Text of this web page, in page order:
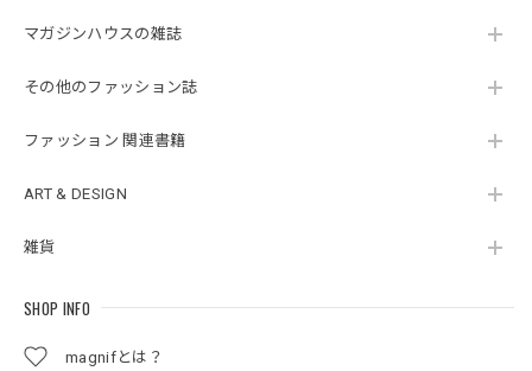
マガジンハウスの雑誌
その他のファッション誌
ファッション 関連書籍
ART & DESIGN
雑貨
SHOP INFO
magnifとは？